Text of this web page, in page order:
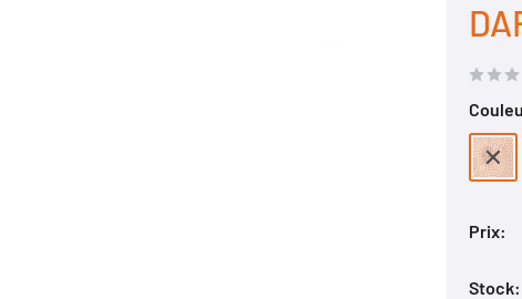
Prix:
Stock: